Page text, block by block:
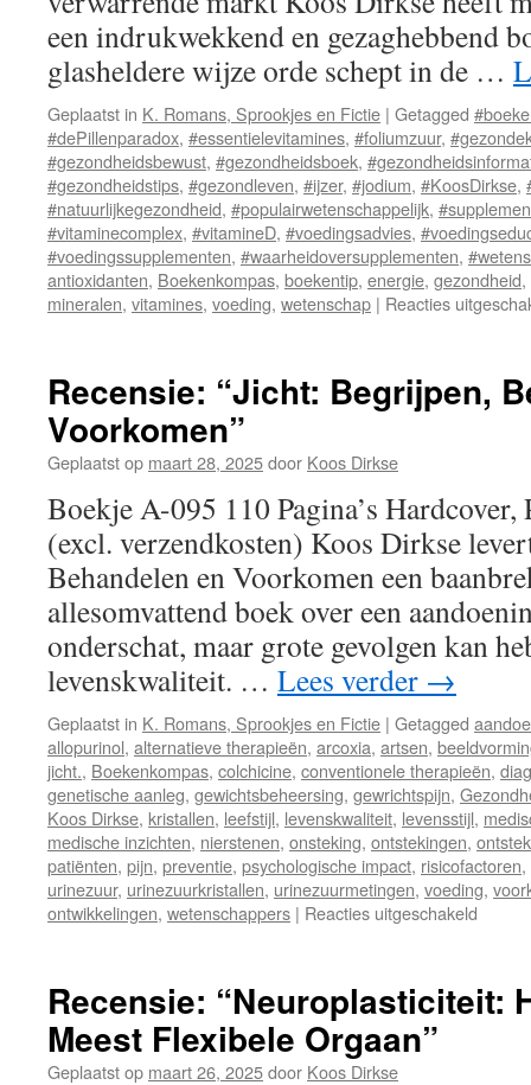
een indrukwekkend en gezaghebbend
glasheldere wijze orde schept in de …
Geplaatst in K. Romans, Sprookjes en Fictie | Getagged
#dePillenparadox, #essentielevitamines, #foliumzuur,
#gezondheidsbewust, #gezondheidsboek,
#gezondheidstips, #gezondleven, #ijzer, #jodium, #KoosDirkse,
#natuurlijkegezondheid, #populairwetenschappelijk,
#vitaminecomplex, #vitamineD, #voedingsadvies,
#voedingssupplementen, #waarheidoversupplementen,
antioxidanten, Boekenkompas, boekentip, energie, gezondheid,
mineralen, vitamines, voeding, wetenschap | Reacties
Recensie: “Jicht: Begrijpen,
Voorkomen”
Geplaatst op maart 28, 2025door Koos Dirkse
Boekje A-095 110 Pagina’s
(excl. verzendkosten) Koos Dirkse
Behandelen en Voorkomen een
allesomvattend boek over een
onderschat, maar grote gevolgen kan
levenskwaliteit. … Lees verder →
Geplaatst in K. Romans, Sprookjes en Fictie | Getagged
allopurinol, alternatieve therapieën, arcoxia, artsen,
jicht., Boekenkompas, colchicine, conventionele therapieën,
genetische aanleg, gewichtsbeheersing, gewrichtspijn,
Koos Dirkse, kristallen, leefstijl, levenskwaliteit, levensstijl,
medische inzichten, nierstenen, onsteking, ontstekingen,
patiënten, pijn, preventie, psychologische impact, risicofactoren,
urinezuur, urinezuurkristallen, urinezuurmetingen, voeding,
ontwikkelingen, wetenschappers | Reacties uitgeschakeld
Recensie: “Neuroplasticiteit:
Meest Flexibele Orgaan”
Geplaatst op maart 26, 2025door Koos Dirkse